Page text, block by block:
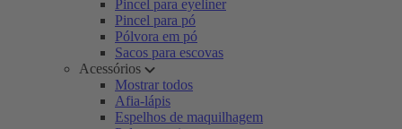
Pincel para eyeliner
Pincel para pó
Pólvora em pó
Sacos para escovas
Acessórios
Mostrar todos
Afia-lápis
Espelhos de maquilhagem